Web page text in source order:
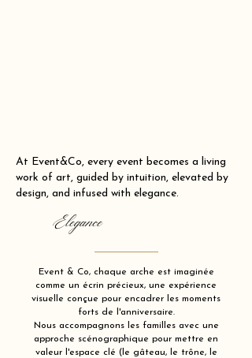
At Event&Co, every event becomes a living
work of art, guided by intuition, elevated by
design, and infused with elegance.
Elegance
Event & Co, chaque arche est imaginée
comme un écrin précieux, une expérience
visuelle conçue pour encadrer les moments
forts de l'anniversaire.
Nous accompagnons les familles avec une
approche scénographique pour mettre en
valeur l'espace clé (le gâteau, le trône, le